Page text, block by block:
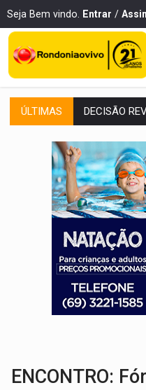
Seja Bem vindo. Entrar /
ÚLTIMAS CONEXÃO
ELEIÇÕES
VÍDEO:
BAIRRO
SUCESSO
SAÚDE
ECONOMIA:
ENCONTRO: